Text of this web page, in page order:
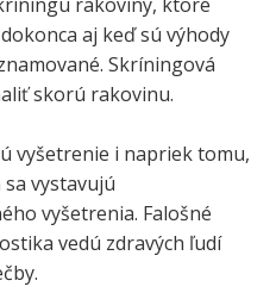
aj keď sú výhody
Skríningová
skorú rakovinu.
vyšetrenie i napriek tomu,
vystavujú
vyšetrenia. Falošné
vedú zdravých ľudí